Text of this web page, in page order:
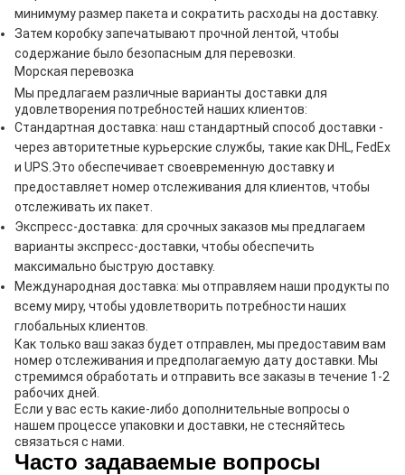
минимуму размер пакета и сократить расходы на доставку.
Затем коробку запечатывают прочной лентой, чтобы
содержание было безопасным для перевозки.
Морская перевозка
Мы предлагаем различные варианты доставки для
удовлетворения потребностей наших клиентов:
Стандартная доставка: наш стандартный способ доставки -
через авторитетные курьерские службы, такие как DHL, FedEx
и UPS.Это обеспечивает своевременную доставку и
предоставляет номер отслеживания для клиентов, чтобы
отслеживать их пакет.
Экспресс-доставка: для срочных заказов мы предлагаем
варианты экспресс-доставки, чтобы обеспечить
максимально быструю доставку.
Международная доставка: мы отправляем наши продукты по
всему миру, чтобы удовлетворить потребности наших
глобальных клиентов.
Как только ваш заказ будет отправлен, мы предоставим вам
номер отслеживания и предполагаемую дату доставки. Мы
стремимся обработать и отправить все заказы в течение 1-2
рабочих дней.
Если у вас есть какие-либо дополнительные вопросы о
нашем процессе упаковки и доставки, не стесняйтесь
связаться с нами.
Часто задаваемые вопросы